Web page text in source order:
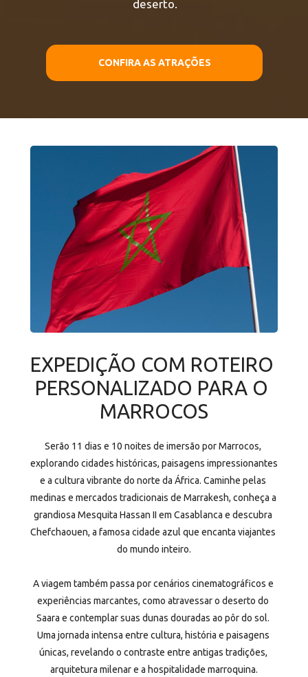
deserto.
CONFIRA AS ATRAÇÕES
EXPEDIÇÃO COM ROTEIRO
PERSONALIZADO PARA O
MARROCOS
Serão 11 dias e 10 noites de imersão por Marrocos,
explorando cidades históricas, paisagens impressionantes
e a cultura vibrante do norte da África. Caminhe pelas
medinas e mercados tradicionais de Marrakesh, conheça a
grandiosa Mesquita Hassan II em Casablanca e descubra
Chefchaouen, a famosa cidade azul que encanta viajantes
do mundo inteiro.
A viagem também passa por cenários cinematográficos e
experiências marcantes, como atravessar o deserto do
Saara e contemplar suas dunas douradas ao pôr do sol.
Uma jornada intensa entre cultura, história e paisagens
únicas, revelando o contraste entre antigas tradições,
arquitetura milenar e a hospitalidade marroquina.